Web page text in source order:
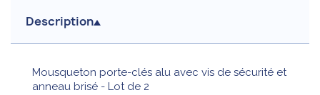
Description
Mousqueton porte-clés alu avec vis de sécurité et
anneau brisé - Lot de 2